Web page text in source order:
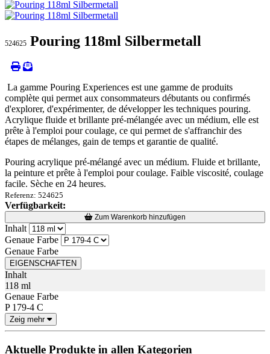
524625 Pouring 118ml Silbermetall
La gamme Pouring Experiences est une gamme de produits
complète qui permet aux consommateurs débutants ou confirmés
d'explorer, d'expérimenter, de développer les techniques pouring.
Acrylique fluide et brillante pré-mélangée avec un médium, elle est
prête à l'emploi pour coulage, ce qui permet de s'affranchir des
étapes de mélanges, gain de temps et garantie de qualité.
Pouring acrylique pré-mélangé avec un médium. Fluide et brillante,
la peinture et prête à l'emploi pour coulage. Faible viscosité, coulage
facile. Sèche en 24 heures.
Referenz: 524625
Verfügbarkeit:
Loading...
Loading... Zum Warenkorb hinzufügen
Inhalt
Genaue Farbe
Genaue Farbe
EIGENSCHAFTEN
Inhalt
118 ml
Genaue Farbe
P 179-4 C
Zeig mehr
Aktuelle Produkte in allen Kategorien